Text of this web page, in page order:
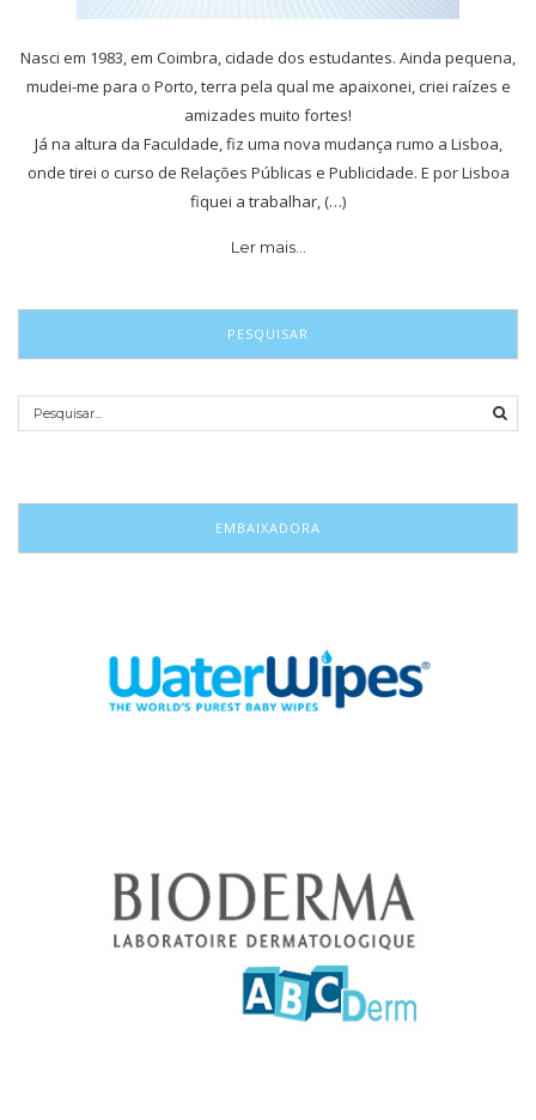
Nasci em 1983, em Coimbra, cidade dos estudantes. Ainda pequena,
mudei-me para o Porto, terra pela qual me apaixonei, criei raízes e
amizades muito fortes!
Já na altura da Faculdade, fiz uma nova mudança rumo a Lisboa,
onde tirei o curso de Relações Públicas e Publicidade. E por Lisboa
fiquei a trabalhar, (…)
Ler mais…
PESQUISAR
EMBAIXADORA